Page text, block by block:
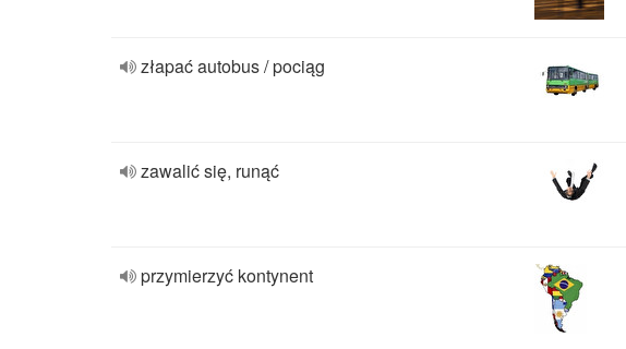
złapać autobus / pociąg
zawalić się, runąć
przymierzyć kontynent